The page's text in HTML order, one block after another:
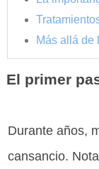
Más allá de
El primer
Durante años,
cansancio.